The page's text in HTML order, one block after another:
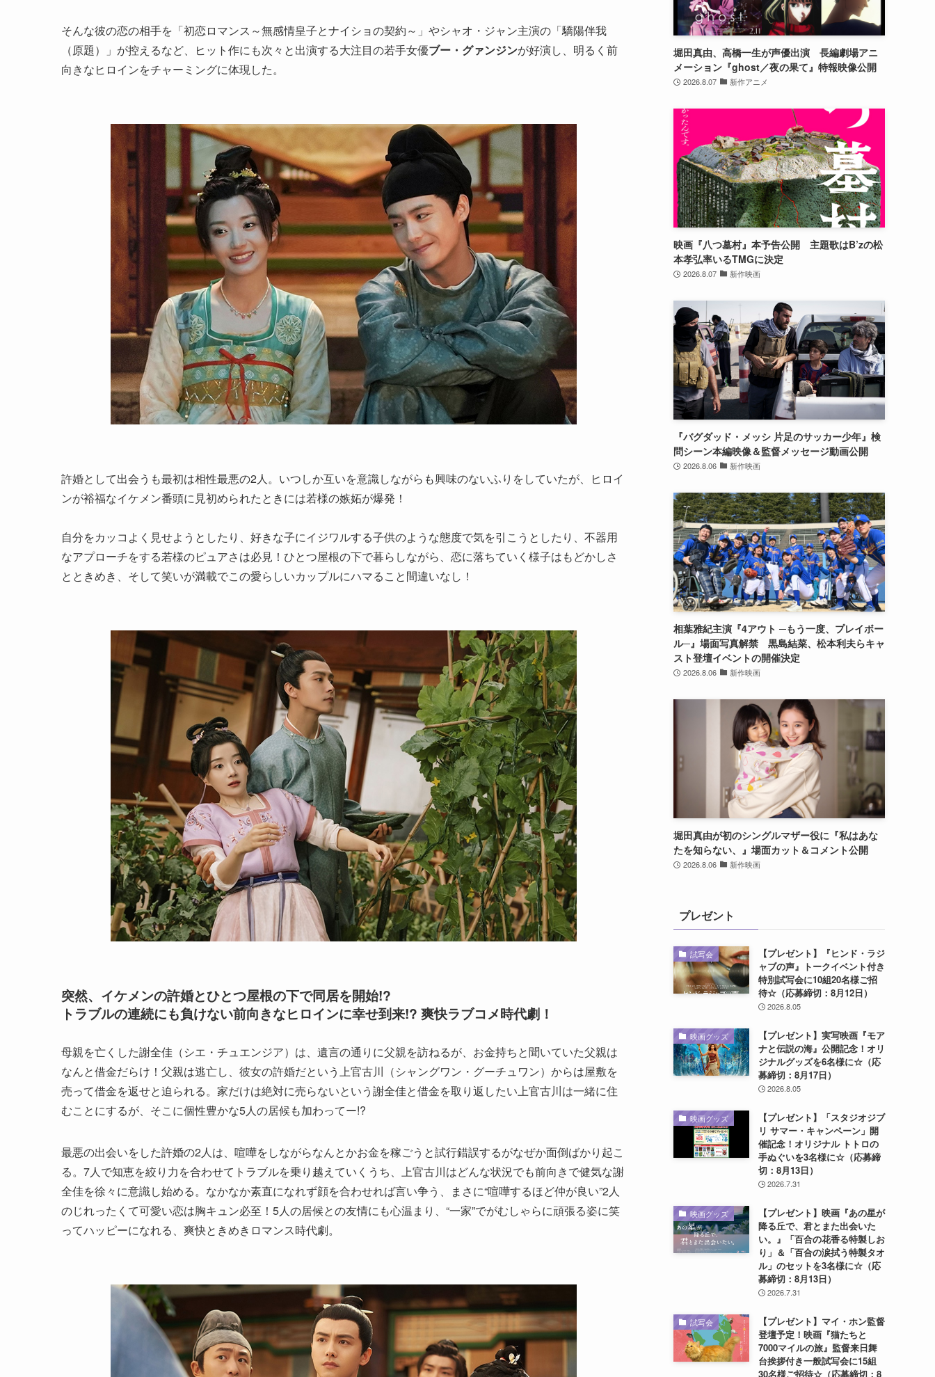
そんな彼の恋の相手を「初恋ロマンス～無感情皇子とナイショの契約～」やシャオ・ジャン主演の「驕陽伴我
（原題）」が控えるなど、ヒット作にも次々と出演する大注目の若手女優ブー・グァンジンが好演し、明るく前
向きなヒロインをチャーミングに体現した。
許婚として出会うも最初は相性最悪の2人。いつしか互いを意識しながらも興味のないふりをしていたが、ヒロイ
ンが裕福なイケメン番頭に見初められたときには若様の嫉妬が爆発！
自分をカッコよく見せようとしたり、好きな子にイジワルする子供のような態度で気を引こうとしたり、不器用
なアプローチをする若様のピュアさは必見！ひとつ屋根の下で暮らしながら、恋に落ちていく様子はもどかしさ
とときめき、そして笑いが満載でこの愛らしいカップルにハマること間違いなし！
突然、イケメンの許婚とひとつ屋根の下で同居を開始!?
トラブルの連続にも負けない前向きなヒロインに幸せ到来!? 爽快ラブコメ時代劇！
母親を亡くした謝全佳（シエ・チュエンジア）は、遺言の通りに父親を訪ねるが、お金持ちと聞いていた父親は
なんと借金だらけ！父親は逃亡し、彼女の許婚だという上官古川（シャングワン・グーチュワン）からは屋敷を
売って借金を返せと迫られる。家だけは絶対に売らないという謝全佳と借金を取り返したい上官古川は一緒に住
むことにするが、そこに個性豊かな5人の居候も加わってー!?
最悪の出会いをした許婚の2人は、喧嘩をしながらなんとかお金を稼ごうと試行錯誤するがなぜか面倒ばかり起こ
る。7人で知恵を絞り力を合わせてトラブルを乗り越えていくうち、上官古川はどんな状況でも前向きで健気な謝
全佳を徐々に意識し始める。なかなか素直になれず顔を合わせれば言い争う、まさに“喧嘩するほど仲が良い”2人
のじれったくて可愛い恋は胸キュン必至！5人の居候との友情にも心温まり、“一家”でがむしゃらに頑張る姿に笑
ってハッピーになれる、爽快ときめきロマンス時代劇。
堀田真由、高橋一生が声優出演 長編劇場アニ
メーション『ghost／夜の果て』特報映像公開
2026.8.07 新作アニメ
映画『八つ墓村』本予告公開 主題歌はB’zの松
本孝弘率いるTMGに決定
2026.8.07 新作映画
『バグダッド・メッシ 片足のサッカー少年』検
問シーン本編映像＆監督メッセージ動画公開
2026.8.06 新作映画
相葉雅紀主演『4アウト ─もう一度、プレイボー
ル─』場面写真解禁 黒島結菜、松本利夫らキャ
スト登壇イベントの開催決定
2026.8.06 新作映画
堀田真由が初のシングルマザー役に『私はあな
たを知らない、』場面カット＆コメント公開
2026.8.06 新作映画
プレゼント
試写会
【プレゼント】『ヒンド・ラジ
ャブの声』トークイベント付き
特別試写会に10組20名様ご招
待☆（応募締切：8月12日）
2026.8.05
映画グッズ
【プレゼント】実写映画『モア
ナと伝説の海』公開記念！オリ
ジナルグッズを6名様に☆（応
募締切：8月17日）
2026.8.05
映画グッズ
【プレゼント】「スタジオジブ
リ サマー・キャンペーン」開
催記念！オリジナル トトロの
手ぬぐいを3名様に☆（応募締
切：8月13日）
2026.7.31
映画グッズ
【プレゼント】映画『あの星が
降る丘で、君とまた出会いた
い。』「百合の花香る特製しお
り」＆「百合の涙拭う特製タオ
ル」のセットを3名様に☆（応
募締切：8月13日）
2026.7.31
試写会
【プレゼント】マイ・ホン監督
登壇予定！映画『猫たちと
7000マイルの旅』監督来日舞
台挨拶付き一般試写会に15組
30名様ご招待☆（応募締切：8